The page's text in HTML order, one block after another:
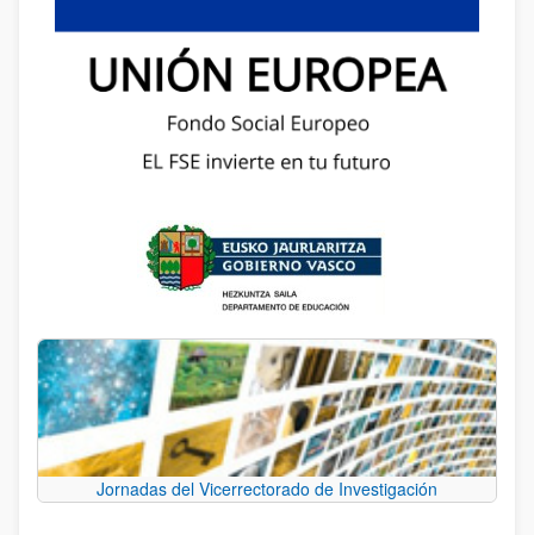
Jornadas del Vicerrectorado de Investigación